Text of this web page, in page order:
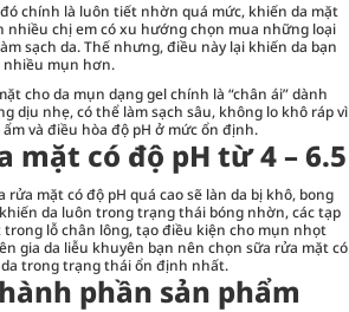
chính là luôn tiết nhờn quá mức, khiến da mặt
nhiều chị em có xu hướng chọn mua những loại
sạch da. Thế nhưng, điều này lại khiến da bạn
nhiều mụn hơn.
cho da mụn dạng gel chính là “chân ái” dành
dịu nhẹ, có thể làm sạch sâu, không lo khô ráp vì
và điều hòa độ pH ở mức ổn định.
mặt có độ pH từ 4 – 6.5
rửa mặt có độ pH quá cao sẽ làn da bị khô, bong
da luôn trong trạng thái bóng nhờn, các tạp
trong lỗ chân lông, tạo điều kiện cho mụn nhọt
gia da liễu khuyên bạn nên chọn sữa rửa mặt có
da trong trạng thái ổn định nhất.
phần sản phẩm